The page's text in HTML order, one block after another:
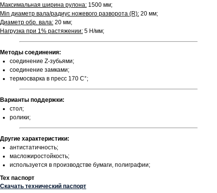
Максимальная ширина рулона: 1500 мм;
Min диаметр вала/радиус ножевого разворота (R): 20 мм;
Диаметр обр. вала: 20 мм;
Нагрузка при 1% растяжении: 5 Н/мм;
Методы соединения:
соединение Z-зубьями;
соединение замками;
термосварка в пресс 170 С°;
Варианты поддержки:
стол;
ролики;
Другие характеристики:
антистатичность;
масложиростойкость;
используется в производстве бумаги, полиграфии;
Тех паспорт
Скачать технический паспорт